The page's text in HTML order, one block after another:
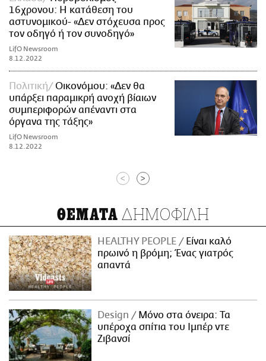
16χρονου: Η κατάθεση του
αστυνομικού- «Δεν στόχευσα προς
τον οδηγό ή τον συνοδηγό»
LifO Newsroom
8.12.2022
Πολιτική
Οικονόμου: «Δεν θα
υπάρξει παραμικρή ανοχή βίαιων
συμπεριφορών απέναντι στα
όργανα της τάξης»
LifO Newsroom
8.12.2022
< >
ΘΕΜΑΤΑ ΔΗΜΟΦΙΛΗ
HEALTHY PEOPLE
Είναι καλό
πρωινό η βρόμη; Ένας γιατρός
απαντά
Design
Μόνο στα όνειρα: Τα
υπέροχα σπίτια του Ιμπέρ ντε
Ζιβανσί